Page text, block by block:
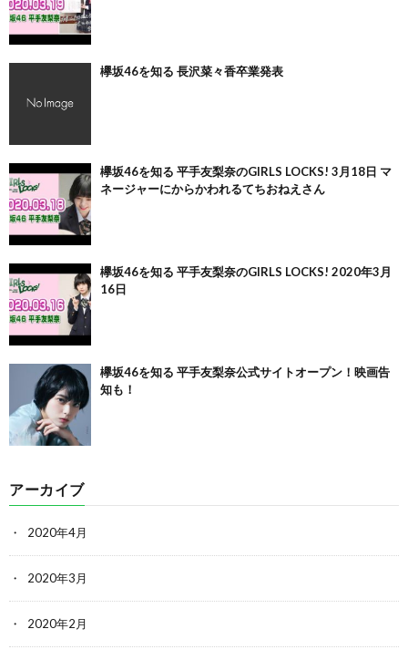
欅坂46を知る 長沢菜々香卒業発表
欅坂46を知る 平手友梨奈のGIRLS LOCKS! 3月18日 マ
ネージャーにからかわれるてちおねえさん
欅坂46を知る 平手友梨奈のGIRLS LOCKS! 2020年3月
16日
欅坂46を知る 平手友梨奈公式サイトオープン！映画告
知も！
アーカイブ
2020年4月
2020年3月
2020年2月